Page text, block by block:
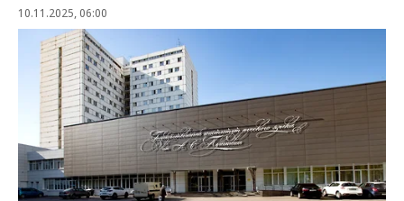
10.11.2025, 06:00